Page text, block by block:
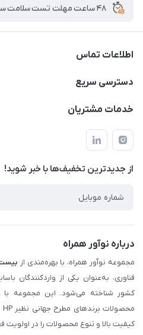
۴۸ ساعت مهلت تست سلامت سخت‌افزار
اطلاعات تماس
02122913967
۲۳، طبقه سوم
دسترسی سریع
لیست محصولات
حساب کاربری
تماس با ما
خدمات مشتریان
قوانین و مقررات
حریم خصوصی
شرایط گارانتی
ثبت شکایت
از جدید‌ترین تخفیف‌ها با‌ خبر شوید!
درباره نوآور همراه
مجموعه نوآور همراه، با بهره‌مندی از
فناوری، به‌عنوان یکی از واردکنندگان
کشور شناخته می‌شود. این مجموعه با
کیفیت بالا و تنوع محصولات را در اولویت